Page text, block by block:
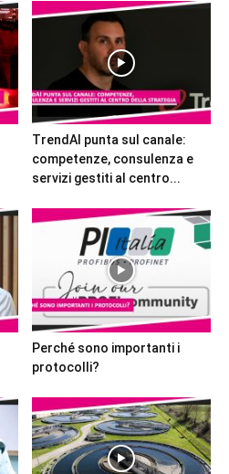
TrendAI punta sul canale:
competenze, consulenza e
servizi gestiti al centro...
Perché sono importanti i
protocolli?